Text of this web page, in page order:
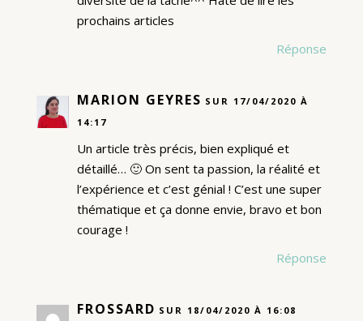
prochains articles
Réponse
MARION GEYRES SUR 17/04/2020 À
14:17
Un article très précis, bien expliqué et
détaillé… 🙂 On sent ta passion, la réalité et
l’expérience et c’est génial ! C’est une super
thématique et ça donne envie, bravo et bon
courage !
Réponse
FROSSARD SUR 18/04/2020 À 16:08